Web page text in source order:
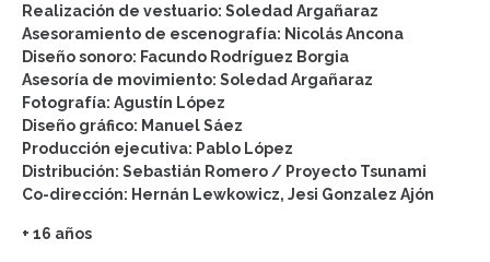
Realización de vestuario: Soledad Argañaraz
Asesoramiento de escenografía: Nicolás Ancona
Diseño sonoro: Facundo Rodríguez Borgia
Asesoría de movimiento: Soledad Argañaraz
Fotografía: Agustín López
Diseño gráfico: Manuel Sáez
Producción ejecutiva: Pablo López
Distribución: Sebastián Romero / Proyecto Tsunami
Co-dirección: Hernán Lewkowicz, Jesi Gonzalez Ajón
+ 16 años